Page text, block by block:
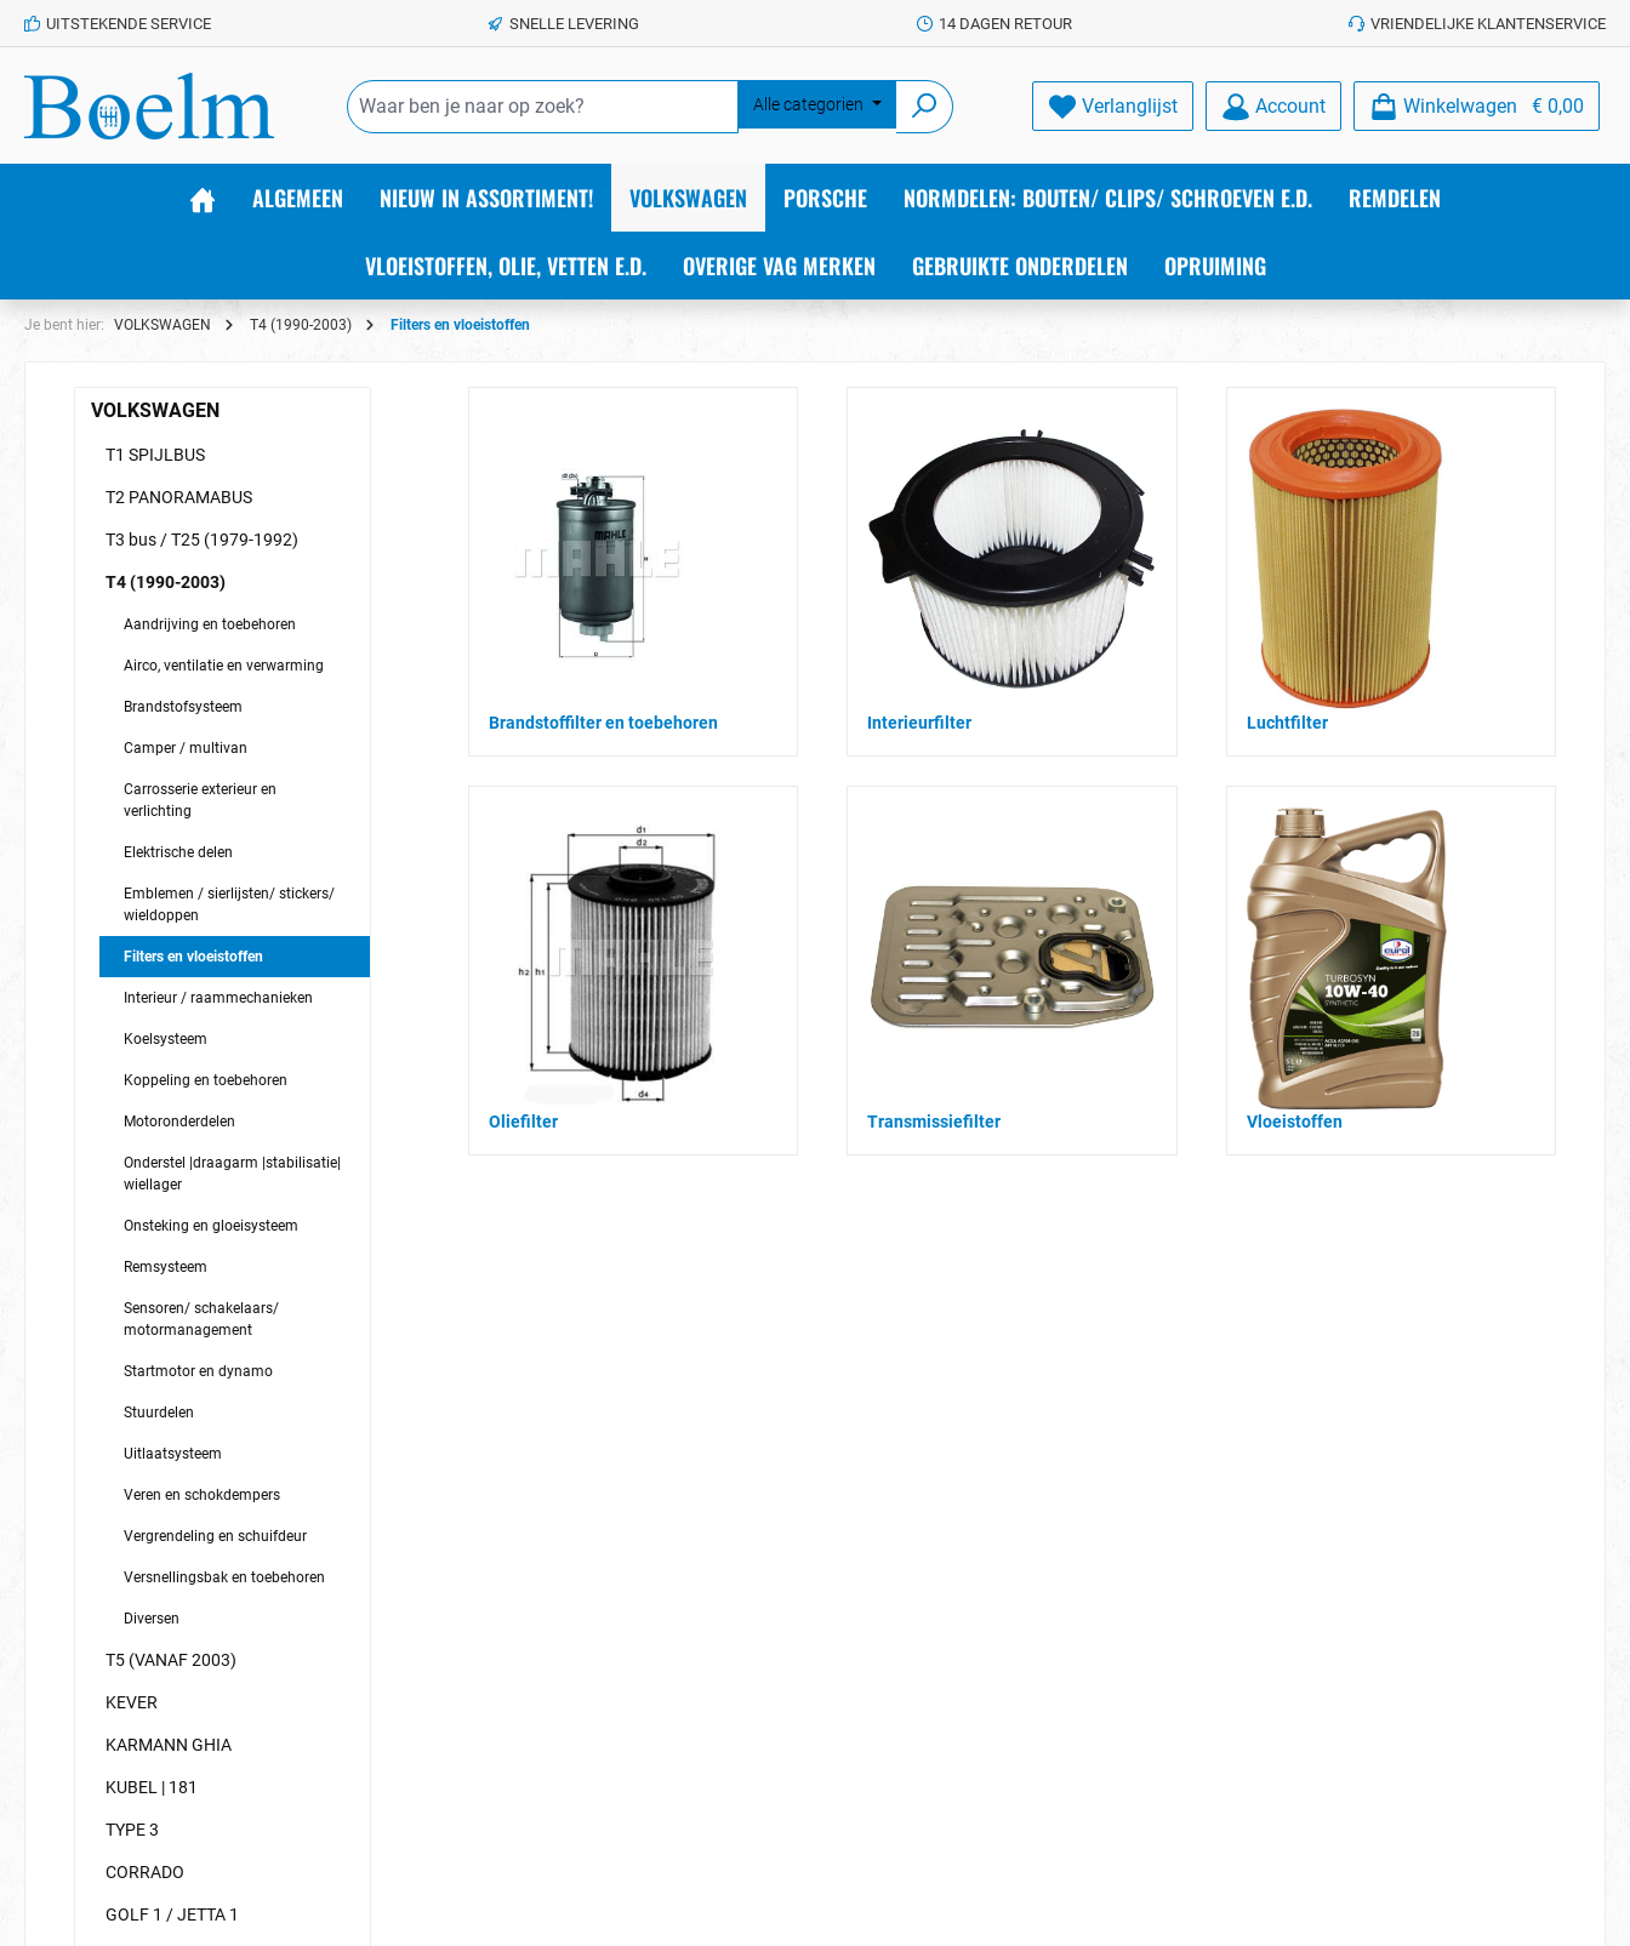
hoofdinhoud
UITSTEKENDE SERVICE SNELLE LEVERING 14 DAGEN RETOUR VRIENDELIJKE KLANTENSERVICE
Alle categorien Verlanglijst Account Winkelwagen € 0,00
ALGEMEEN NIEUW IN ASSORTIMENT! VOLKSWAGEN PORSCHE NORMDELEN: BOUTEN/ CLIPS/ SCHROEVEN E.D. REMDELEN
VLOEISTOFFEN, OLIE, VETTEN E.D. OVERIGE VAG MERKEN GEBRUIKTE ONDERDELEN OPRUIMING
Je bent hier: VOLKSWAGEN T4 (1990-2003) Filters en vloeistoffen
VOLKSWAGEN
T1 SPIJLBUS
T2 PANORAMABUS
T3 bus / T25 (1979-1992)
T4 (1990-2003)
Aandrijving en toebehoren
Airco, ventilatie en verwarming
Brandstofsysteem
Camper / multivan
Carrosserie exterieur en
verlichting
Elektrische delen
Emblemen / sierlijsten/ stickers/
wieldoppen
Filters en vloeistoffen
Interieur / raammechanieken
Koelsysteem
Koppeling en toebehoren
Motoronderdelen
Onderstel |draagarm |stabilisatie|
wiellager
Onsteking en gloeisysteem
Remsysteem
Sensoren/ schakelaars/
motormanagement
Startmotor en dynamo
Stuurdelen
Uitlaatsysteem
Veren en schokdempers
Vergrendeling en schuifdeur
Versnellingsbak en toebehoren
Diversen
T5 (VANAF 2003)
KEVER
KARMANN GHIA
KUBEL | 181
TYPE 3
CORRADO
GOLF 1 / JETTA 1
Brandstoffilter en toebehoren Interieurfilter Luchtfilter
Oliefilter Transmissiefilter Vloeistoffen